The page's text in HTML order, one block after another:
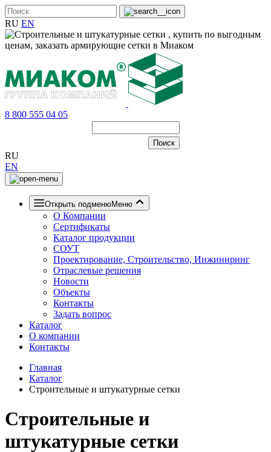
RU EN
8 800 555 04 05
RU
EN
Открыть подменюМеню
О Компании
Сертификаты
Каталог продукции
СОУТ
Проектирование, Строительство, Инжиниринг
Отраслевые решения
Новости
Объекты
Контакты
Задать вопрос
Каталог
О компании
Контакты
Главная
Каталог
Строительные и штукатурные сетки
Строительные и
штукатурные сетки